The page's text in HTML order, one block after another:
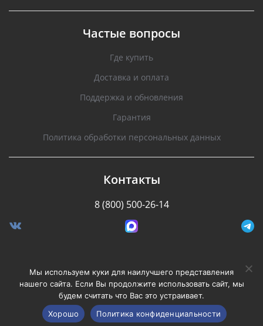
Частые вопросы
Где купить
Доставка и оплата
Поддержка и обновления
Гарантия
Политика обработки персональных данных
Контакты
8 (800) 500-26-14
Разработано Stormcorp
Copyright © 2008-2020, Silverstone F1. Все права
защищены.
Мы используем куки для наилучшего представления
нашего сайта. Если Вы продолжите использовать сайт, мы
будем считать что Вас это устраивает.
Хорошо
Политика конфиденциальности